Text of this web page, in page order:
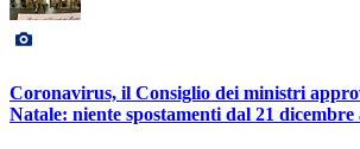
Coronavirus, il Consiglio dei ministri
Natale: niente spostamenti dal 21